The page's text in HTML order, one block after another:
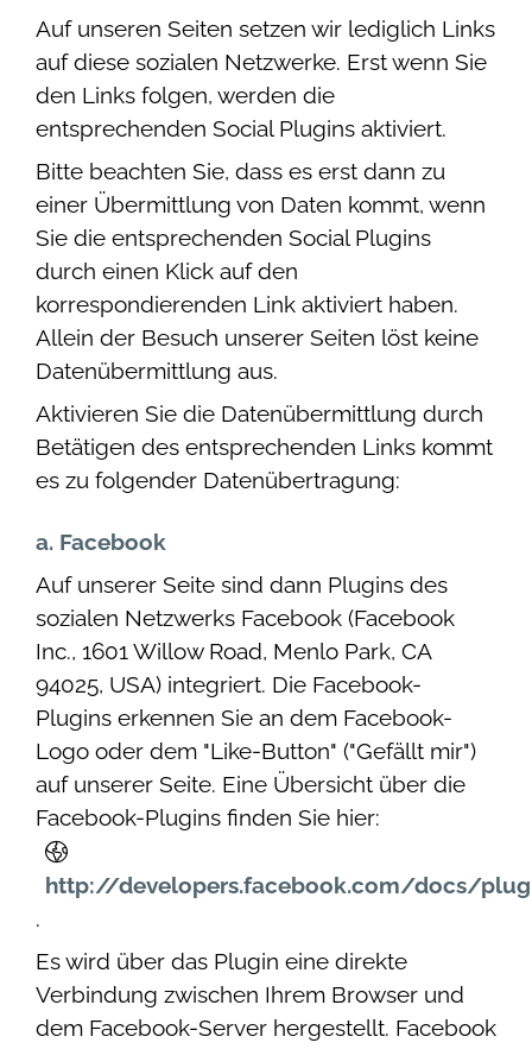
Auf unseren Seiten setzen wir lediglich Links
auf diese sozialen Netzwerke. Erst wenn Sie
den Links folgen, werden die
entsprechenden Social Plugins aktiviert.
Bitte beachten Sie, dass es erst dann zu
einer Übermittlung von Daten kommt, wenn
Sie die entsprechenden Social Plugins
durch einen Klick auf den
korrespondierenden Link aktiviert haben.
Allein der Besuch unserer Seiten löst keine
Datenübermittlung aus.
Aktivieren Sie die Datenübermittlung durch
Betätigen des entsprechenden Links kommt
es zu folgender Datenübertragung:
a. Facebook
Auf unserer Seite sind dann Plugins des
sozialen Netzwerks Facebook (Facebook
Inc., 1601 Willow Road, Menlo Park, CA
94025, USA) integriert. Die Facebook-
Plugins erkennen Sie an dem Facebook-
Logo oder dem "Like-Button" ("Gefällt mir")
auf unserer Seite. Eine Übersicht über die
Facebook-Plugins finden Sie hier:
http://developers.facebook.com/docs/
.
Es wird über das Plugin eine direkte
Verbindung zwischen Ihrem Browser und
dem Facebook-Server hergestellt. Facebook